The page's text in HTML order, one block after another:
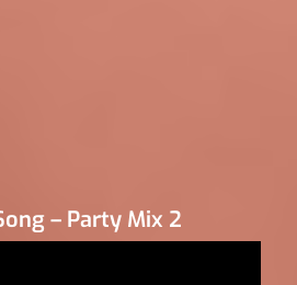
– Party Mix 2